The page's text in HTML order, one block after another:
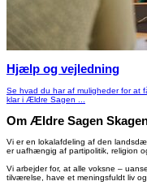
Hjælp og vejledning
Se hvad du har af muligheder for at
klar i Ældre Sagen ...
Om Ældre Sagen
Vi er en lokalafdeling af den
er uafhængig af partipolitik, religion
Vi arbejder for, at alle voksne –
tilværelse, have et meningsfuldt liv